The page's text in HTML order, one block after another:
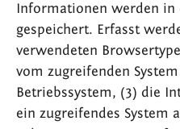
Informationen werden in
gespeichert. Erfasst
verwendeten
vom zugreifenden
Betriebssystem, (3) die
ein zugreifendes System